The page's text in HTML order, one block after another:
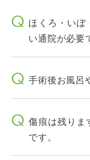
ほくろ・いぼ
い通院が必要
手術後お風呂
傷痕は残りま
です。